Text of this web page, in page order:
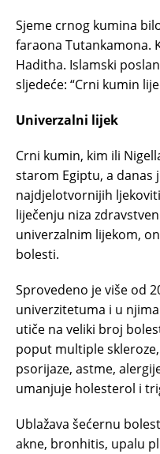
Sjeme crnog kumina
faraona Tutankamona.
Haditha. Islamski
sljedeće: “Crni kumin
Univerzalni lijek
Crni kumin, kim ili
starom Egiptu, a danas
najdjelotvornijih
liječenju niza
univerzalnim lijekom,
bolesti.
Sprovedeno je više od
univerzitetuma i u
utiče na veliki broj
poput multiple
psorijaze, astme,
umanjuje holesterol i
Ublažava šećernu
akne, bronhitis, upalu